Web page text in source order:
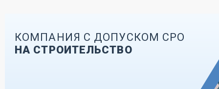
КОМПАНИЯ С ДОПУСКОМ СРО
НА СТРОИТЕЛЬСТВО